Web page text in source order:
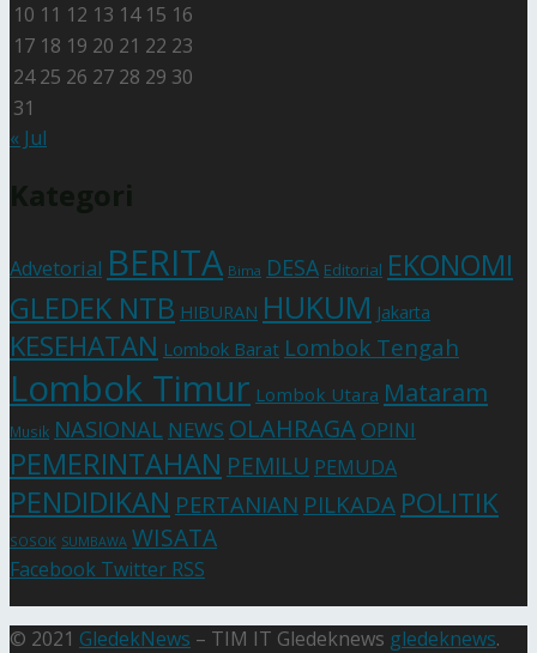
10 11 12 13 14 15 16
17 18 19 20 21 22 23
24 25 26 27 28 29 30
31
« Jul
Advetorial BERITA Bima DESA Editorial EKONOMI
GLEDEK NTB HIBURAN HUKUM Jakarta
KESEHATAN Lombok Barat Lombok Tengah
Lombok Timur Lombok Utara Mataram
Musik NASIONAL NEWS OLAHRAGA OPINI
PEMERINTAHAN PEMILU PEMUDA
PENDIDIKAN PERTANIAN PILKADA POLITIK
SOSOK SUMBAWA WISATA
Facebook Twitter RSS
© 2021 GledekNews – TIM IT Gledeknews gledeknews.